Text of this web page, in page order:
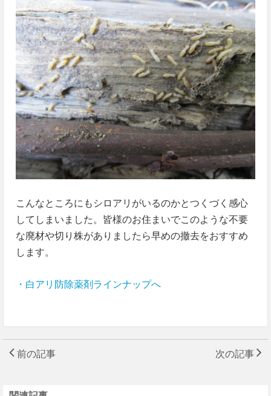
こんなところにもシロアリがいるのかとつくづく感心
してしまいました。皆様のお住まいでこのような不要
な廃材や切り株がありましたら早めの撤去をおすすめ
します。
・白アリ防除薬剤ラインナップへ
前の記事 次の記事